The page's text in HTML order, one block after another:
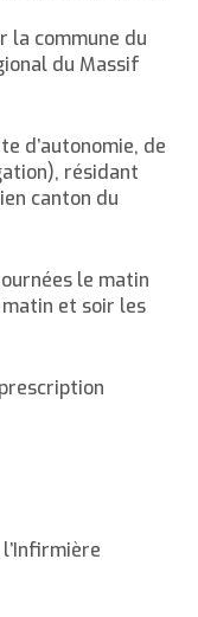
la commune du
du Massif
d’autonomie, de
résidant
canton du
le matin
matin et soir les